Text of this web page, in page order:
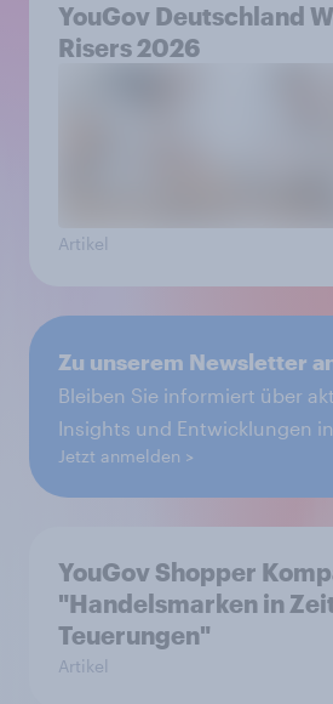
YouGov Deutschland
Risers 2026
Artikel
Zu unserem Newsletter
Bleiben Sie informiert über
Insights und Entwicklungen
Jetzt anmelden
YouGov Shopper
"Handelsmarken in
Teuerungen"
Artikel